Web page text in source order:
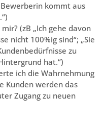
kommt aus
(zB „Ich gehe davon
nicht 100%ig sind“; „Sie
zu
hat.“)
ich die Wahrnehmung
Kunden werden das
Zugang zu neuen